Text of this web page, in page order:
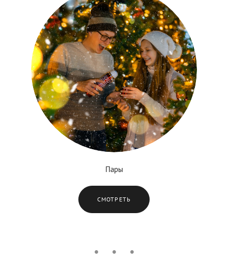
Пары
СМОТРЕТЬ